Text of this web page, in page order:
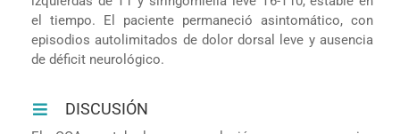
el tiempo. El paciente permaneció asintomático, con
episodios autolimitados de dolor dorsal leve y ausencia
de déficit neurológico.
DISCUSIÓN